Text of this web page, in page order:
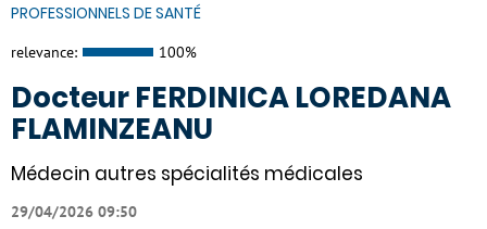
PROFESSIONNELS DE SANTÉ
relevance: 100%
Docteur FERDINICA LOREDANA
FLAMINZEANU
Médecin autres spécialités médicales
29/04/2026 09:50